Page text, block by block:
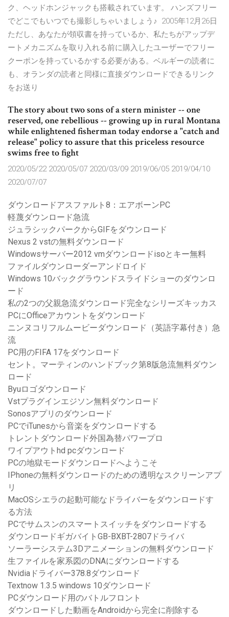
ク、ヘッドホンジャックも搭載されています。 ハンズフリー
でどこでもいつでも撮影しちゃいましょう♪ 2005年12月26日
ただし、あなたが領収書を持っているか、私たちがアップデ
ートメカニズムを取り入れる前に購入したユーザーでフリー
クーポンを持っているかする必要がある。ベルギーの読者に
も、オランダの読者と同様に直接ダウンロードできるリンク
をお送り
The story about two sons of a stern minister -- one
reserved, one rebellious -- growing up in rural Montana
while enlightened fisherman today endorse a "catch and
release" policy to assure that this priceless resource
swims free to fight
2020/05/22 2020/05/07 2020/03/09 2019/06/05 2019/04/10
2020/07/07
ダウンロードアスファルト8：エアボーンPC
軽蔑ダウンロード急流
ジュラシックパークからGIFをダウンロード
Nexus 2 vstの無料ダウンロード
Windowsサーバー2012 vmダウンロードisoとキー無料
ファイルダウンローダーアンドロイド
Windows 10バックグラウンドスライドショーのダウンロ
ード
私の2つの父親急流ダウンロード完全なシリーズキッカス
PCにOfficeアカウントをダウンロード
ニンヌコリフルムービーダウンロード（英語字幕付き）急
流
PC用のFIFA 17をダウンロード
セント。マーティンのハンドブック第8版急流無料ダウン
ロード
Byuロゴダウンロード
Vstプラグインエジソン無料ダウンロード
Sonosアプリのダウンロード
PCでiTunesから音楽をダウンロードする
トレントダウンロード外国為替パワープロ
ワイプアウトhd pcダウンロード
PCの地獄モードダウンロードへようこそ
IPhoneの無料ダウンロードのための透明なスクリーンアプ
リ
MacOSシエラの起動可能なドライバーをダウンロードす
る方法
PCでサムスンのスマートスイッチをダウンロードする
ダウンロードギガバイトGB-BXBT-2807ドライバ
ソーラーシステム3Dアニメーションの無料ダウンロード
生ファイルを家系図のDNAにダウンロードする
Nvidiaドライバー378.8ダウンロード
Textnow 1.3.5 windows 10ダウンロード
PCダウンロード用のバトルフロント
ダウンロードした動画をAndroidから完全に削除する